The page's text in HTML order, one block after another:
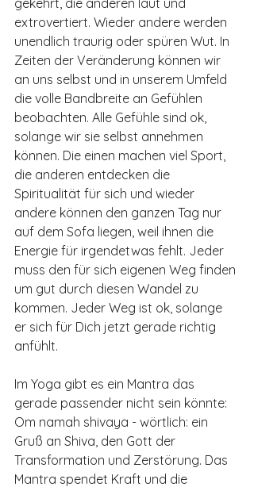
gekehrt, die anderen laut und
extrovertiert. Wieder andere werden
unendlich traurig oder spüren Wut. In
Zeiten der Veränderung können wir
an uns selbst und in unserem Umfeld
die volle Bandbreite an Gefühlen
beobachten. Alle Gefühle sind ok,
solange wir sie selbst annehmen
können. Die einen machen viel Sport,
die anderen entdecken die
Spiritualität für sich und wieder
andere können den ganzen Tag nur
auf dem Sofa liegen, weil ihnen die
Energie für irgendetwas fehlt. Jeder
muss den für sich eigenen Weg finden
um gut durch diesen Wandel zu
kommen. Jeder Weg ist ok, solange
er sich für Dich jetzt gerade richtig
anfühlt.
Im Yoga gibt es ein Mantra das
gerade passender nicht sein könnte:
Om namah shivaya - wörtlich: ein
Gruß an Shiva, den Gott der
Transformation und Zerstörung. Das
Mantra spendet Kraft und die